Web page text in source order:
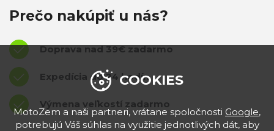
Prečo nakúpiť u nás?
Doprava nad 39€ zadarmo
Expedícia do 24 hodín
Výmena veľkostí zadarmo
COOKIES
MotoZem a naši partneri, vrátane spoločnosti Google,
potrebujú Váš súhlas na využitie jednotlivých dát, aby